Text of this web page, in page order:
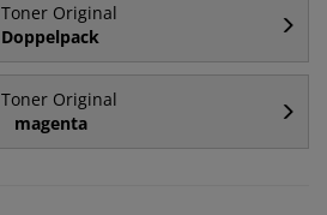
Toner Original
Doppelpack
Toner Original
magenta